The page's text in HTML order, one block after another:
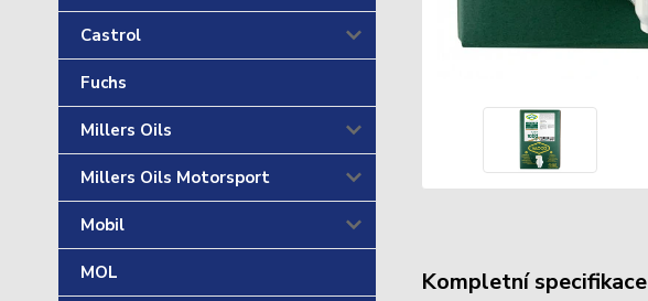
Castrol
Fuchs
Millers Oils
Millers Oils Motorsport
Mobil
MOL Kompletní specifikace